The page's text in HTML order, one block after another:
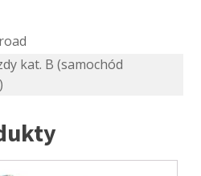
kat. B (samochód